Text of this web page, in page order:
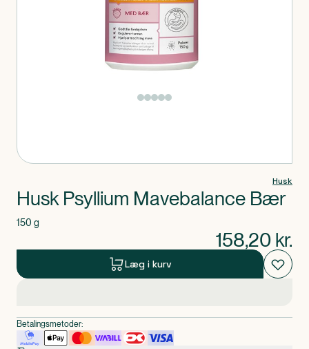
Husk
Husk Psyllium Mavebalance Bær
150 g
158,20 kr.
Læg i kurv
Betalingsmetoder: